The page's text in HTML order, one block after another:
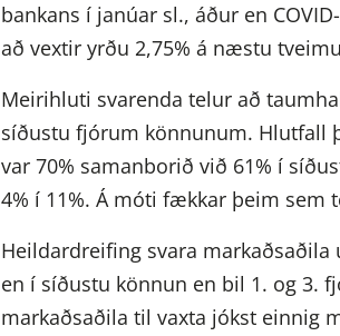
bankans í janúar sl., áður en
að vextir yrðu 2,75% á næstu
Meirihluti svarenda telur að
síðustu fjórum könnunum. Hlutfall
var 70% samanborið við 61% í
4% í 11%. Á móti fækkar þeim sem
Heildardreifing svara
en í síðustu könnun en bil 1. og 3.
markaðsaðila til vaxta jókst einnig